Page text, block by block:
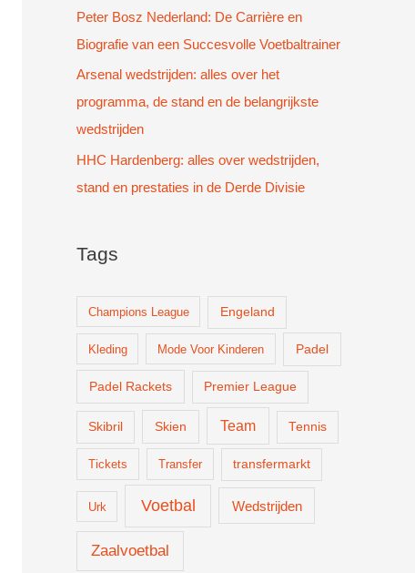
Peter Bosz Nederland: De Carrière en
Biografie van een Succesvolle Voetbaltrainer
Arsenal wedstrijden: alles over het
programma, de stand en de belangrijkste
wedstrijden
HHC Hardenberg: alles over wedstrijden,
stand en prestaties in de Derde Divisie
Tags
Champions League Engeland
Kleding Mode Voor Kinderen Padel
Padel Rackets Premier League
Skibril Skien Team Tennis
Tickets Transfer transfermarkt
Urk Voetbal Wedstrijden
Zaalvoetbal